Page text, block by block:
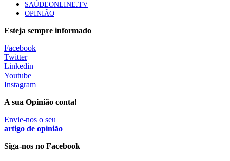
SAÚDEONLINE.TV
OPINIÃO
Esteja sempre informado
Facebook
Twitter
Linkedin
Youtube
Instagram
A sua Opinião conta!
Envie-nos o seu
artigo de opinião
Siga-nos no Facebook